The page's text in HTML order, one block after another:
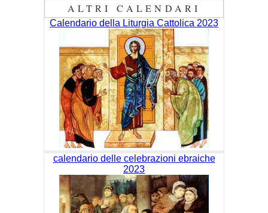
ALTRI CALENDARI
Calendario della Liturgia Cattolica 2023
calendario delle celebrazioni ebraiche
2023